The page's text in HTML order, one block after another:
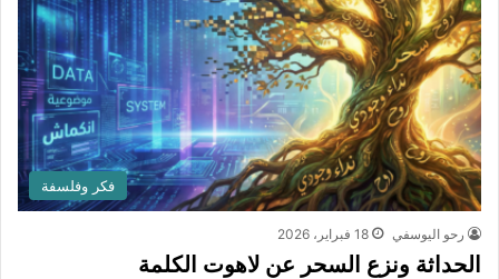
فكر وفلسفة
رحو اليوسفي 18 فبراير، 2026
الحداثة ونزع السحر عن لاهوت الكلمة